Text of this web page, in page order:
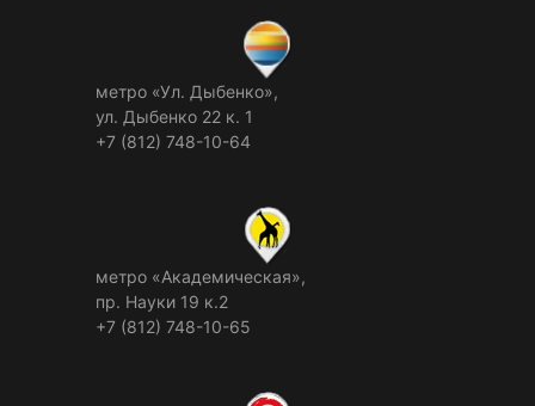
метро «Ул. Дыбенко»,
ул. Дыбенко 22 к. 1
+7 (812) 748-10-64
метро «Академическая»,
пр. Науки 19 к.2
+7 (812) 748-10-65